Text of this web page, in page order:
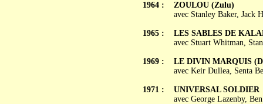
1964 :
1965 :
1969 :
1971 :
ZOULOU (Zulu)
avec Stanley Baker, Jack
LES SABLES DE
avec Stuart Whitman,
LE DIVIN MARQUIS
avec Keir Dullea, Senta
UNIVERSAL SOLDIER
avec George Lazenby,